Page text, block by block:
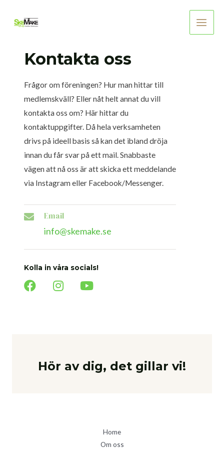
Main
Kontakta oss
Frågor om föreningen? Hur man hittar till
medlemskväll? Eller nåt helt annat du vill
kontakta oss om? Här hittar du
kontaktuppgifter. Då hela verksamheten
drivs på ideell basis så kan det ibland dröja
innan du får svar på ett mail. Snabbaste
vägen att nå oss är att skicka ett meddelande
via Instagram eller Facebook/Messenger.
Email
info@skemake.se
Kolla in våra socials!
Hör av dig, det gillar vi!
Home
Om oss